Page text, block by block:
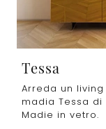
Tessa
Arreda un
madia Tessa
Madie in vetro.